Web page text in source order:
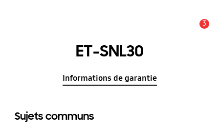
3
ET-SNL30
Informations de garantie
Sujets communs